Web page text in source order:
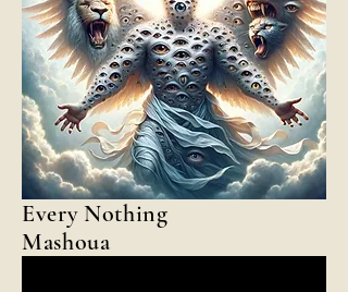
Every Nothing
Mashoua